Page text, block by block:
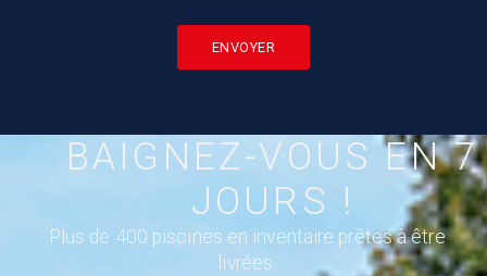
BAIGNEZ-VOUS EN 7
JOURS !
Plus de 400 piscines en inventaire prêtes à être
livrées.